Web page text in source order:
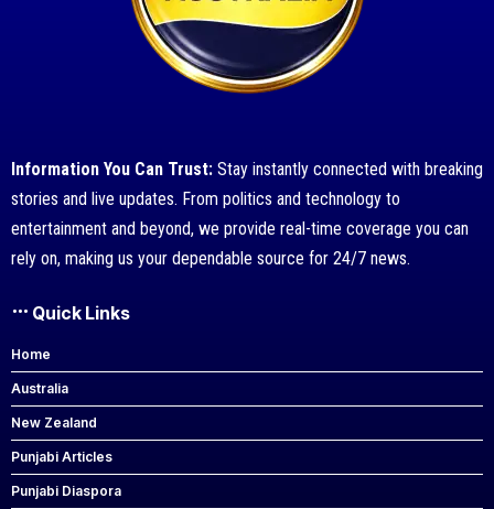
Information You Can Trust: Stay instantly connected with breaking
stories and live updates. From politics and technology to
entertainment and beyond, we provide real-time coverage you can
rely on, making us your dependable source for 24/7 news.
Quick Links
Home
Australia
New Zealand
Punjabi Articles
Punjabi Diaspora